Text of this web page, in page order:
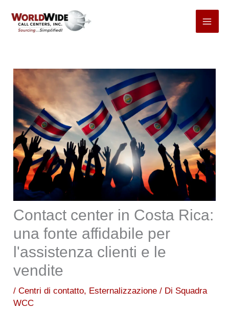
Contact center in Costa Rica:
una fonte affidabile per
l'assistenza clienti e le
vendite
/Centri di contatto, Esternalizzazione / Di Squadra
WCC